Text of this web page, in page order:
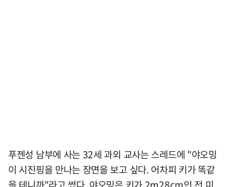
푸젠성 남부에 사는 32세 과외 교사는 스레드에 "야오밍
이 시진핑을 만나는 장면을 보고 싶다. 어차피 키가 똑같